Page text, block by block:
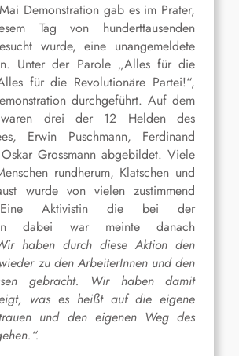
Demonstration gab es im Prater,
Tag von hunderttausenden
wurde, eine unangemeldete
Unter der Parole „Alles für die
für die Revolutionäre Partei!“,
durchgeführt. Auf dem
waren drei der 12 Helden des
Erwin Puschmann, Ferdinand
Grossmann abgebildet. Viele
rundherum, Klatschen und
wurde von vielen zustimmend
Eine Aktivistin die bei der
dabei war meinte danach
haben durch diese Aktion den
zu den ArbeiterInnen und den
gebracht. Wir haben damit
was es heißt auf die eigene
und den eigenen Weg des